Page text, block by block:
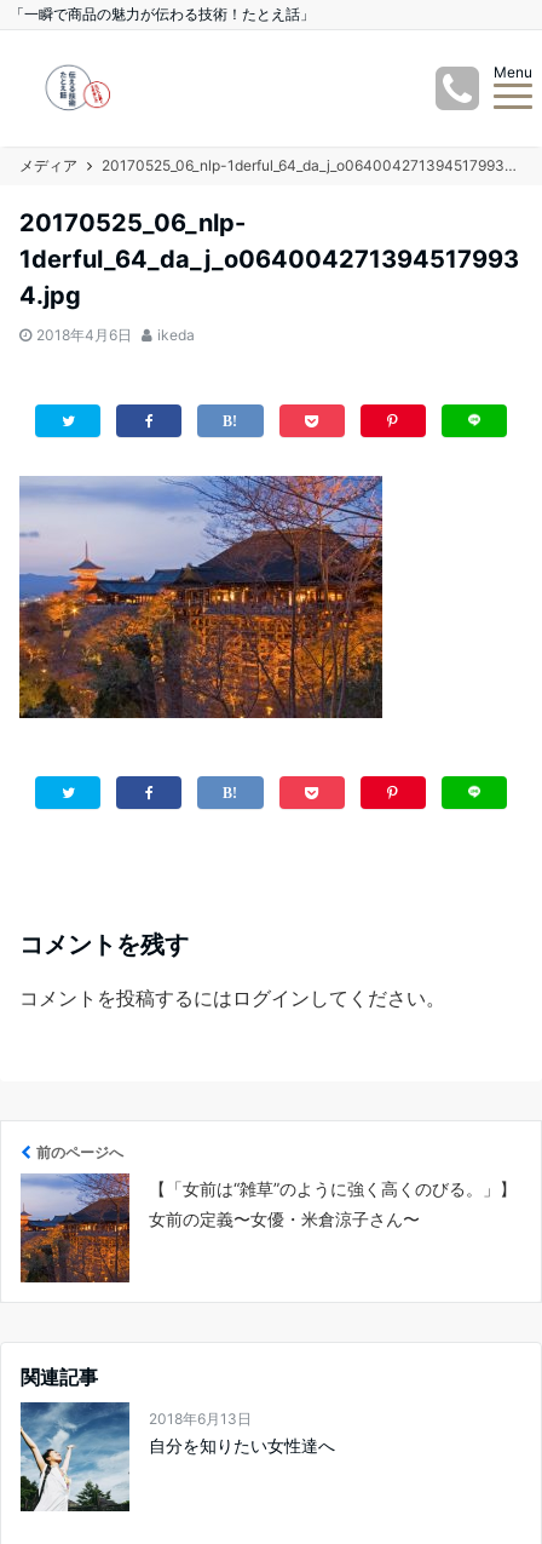
「一瞬で商品の魅力が伝わる技術！たとえ話」
Menu
メディア 20170525_06_nlp-1derful_64_da_j_o0640042713945179934.jpg
20170525_06_nlp-
1derful_64_da_j_o064004271394517993
4.jpg
2018年4月6日 ikeda
コメントを残す
コメントを投稿するには ログイン してください。
前のページへ
【「女前は“雑草”のように強く高くのびる。」】
女前の定義〜女優・米倉涼子さん〜
関連記事
2018年6月13日
自分を知りたい女性達へ